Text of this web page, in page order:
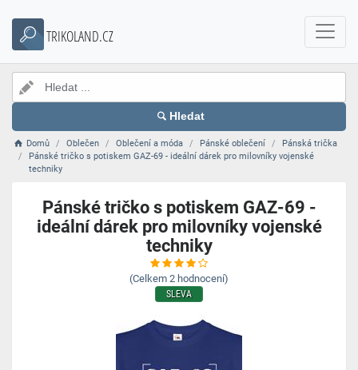
TRIKOLAND.CZ
Hledat
Domů Oblečen Oblečení a móda Pánské oblečení
Pánská trička
Pánské tričko s potiskem GAZ-69 - ideální dárek pro milovníky vojenské
techniky
Pánské tričko s potiskem GAZ-69 -
ideální dárek pro milovníky vojenské
techniky
(Celkem 2 hodnocení)
SLEVA